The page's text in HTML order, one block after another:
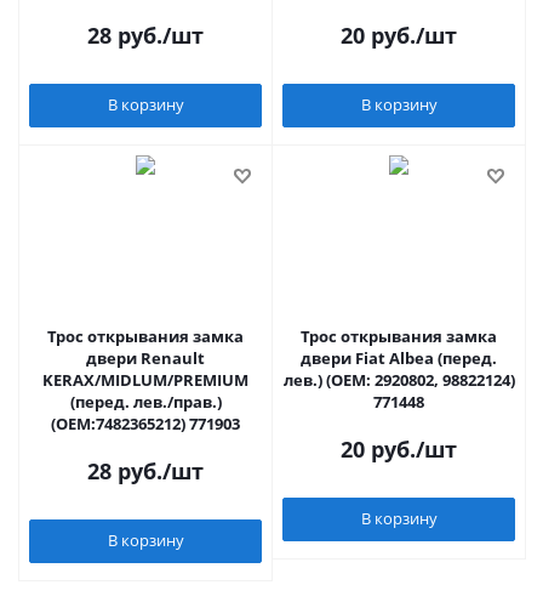
28 руб./шт
В корзину
20 руб./шт
В корзину
Трос открывания замка
двери Renault
KERAX/MIDLUM/PREMIUM
(перед. лев./прав.)
(OEM:7482365212) 771903
28 руб./шт
В корзину
Трос открывания замка
двери Fiat Albea (перед.
лев.) (OEM: 2920802, 98822124)
771448
20 руб./шт
В корзину